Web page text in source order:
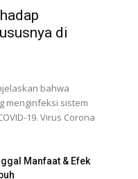
di
bahwa
menginfeksi sistem
19. Virus Corona
Manfaat & Efek